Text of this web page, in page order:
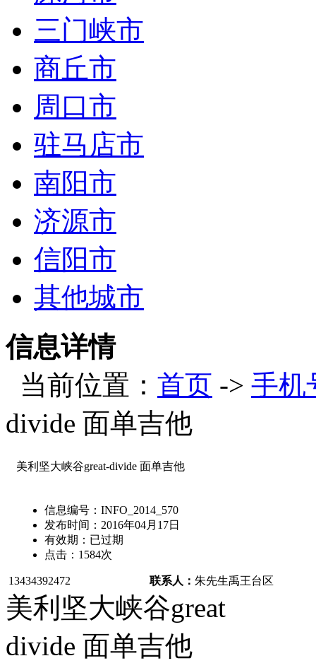
三门峡市
商丘市
周口市
驻马店市
南阳市
济源市
信阳市
其他城市
信息详情
当前位置： 首页 -> 手机
divide 面单吉他
美利坚大峡谷great-divide 面单吉他
信息编号： INFO_2014_570
发布时间： 2016年04月17日
有效期： 已过期
点击： 1584次
13434392472 联系人： 朱先生禹王台区
美利坚大峡谷great
divide 面单吉他